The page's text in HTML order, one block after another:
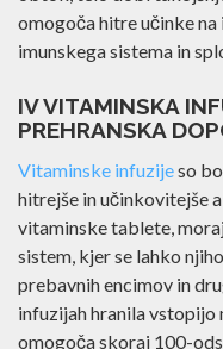
količine infuzije. Ker
obtok, telo dobi
imunskega sistema in
IV VITAMINSKA
PREHRANSKA
Vitaminske infuzije so
hitrejše in učinkovitejše
vitaminske tablete,
sistem, kjer se lahko
prebavnih encimov in